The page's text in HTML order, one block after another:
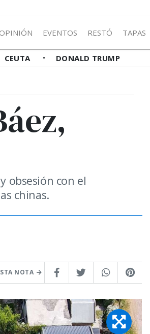
OPINIÓN EVENTOS RESTÓ TAPAS
CEUTA DONALD TRUMP
obsesión con el
chinas.
NOTA